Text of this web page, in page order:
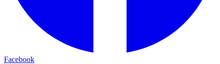
Facebook